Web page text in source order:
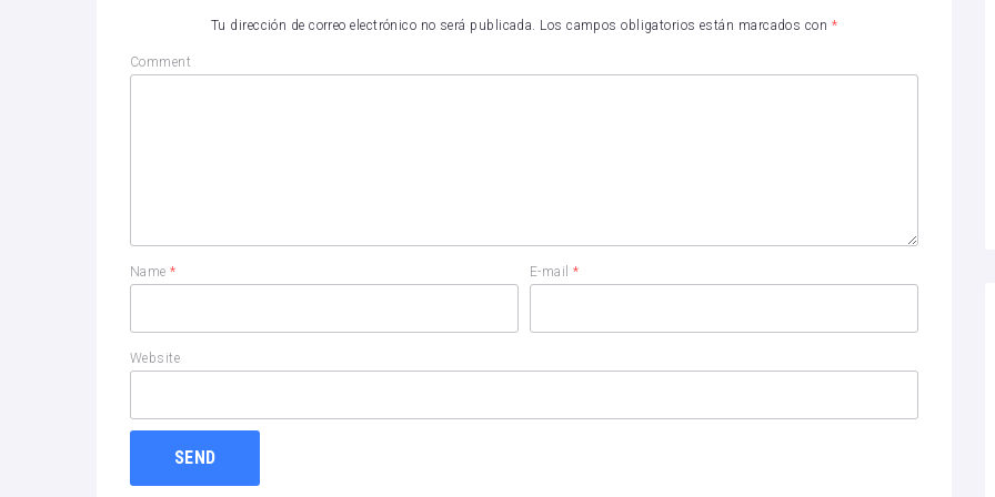
Tu dirección de correo electrónico no será publicada. Los campos obligatorios están marcados con *
Comment
Name* E-mail*
Website